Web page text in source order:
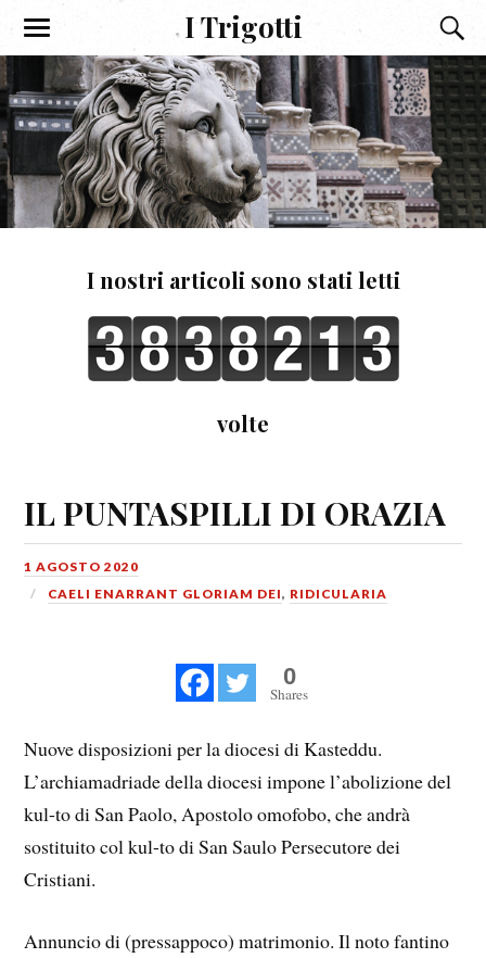
I Trigotti
I nostri articoli sono stati letti
volte
IL PUNTASPILLI DI ORAZIA
1 AGOSTO 2020
CAELI ENARRANT GLORIAM DEI, RIDICULARIA
0
Shares
Nuove disposizioni per la diocesi di Kasteddu.
L’archiamadriade della diocesi impone l’abolizione del
kul-to di San Paolo, Apostolo omofobo, che andrà
sostituito col kul-to di San Saulo Persecutore dei
Cristiani.
Annuncio di (pressappoco) matrimonio. Il noto fantino